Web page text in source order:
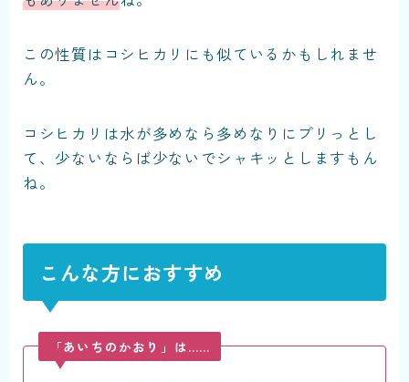
この性質はコシヒカリにも似ているかもしれませ
ん。
コシヒカリは水が多めなら多めなりにプリっとし
て、少ないならば少ないでシャキッとしますもん
ね。
こんな方におすすめ
「あいちのかおり」は……